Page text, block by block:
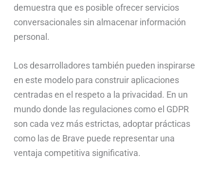
demuestra que es posible ofrecer servicios
conversacionales sin almacenar información
personal.
Los desarrolladores también pueden inspirarse
en este modelo para construir aplicaciones
centradas en el respeto a la privacidad. En un
mundo donde las regulaciones como el GDPR
son cada vez más estrictas, adoptar prácticas
como las de Brave puede representar una
ventaja competitiva significativa.